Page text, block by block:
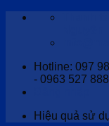
Skip
Hotline: 097
- 0963 527 888
Hiệu quả sử